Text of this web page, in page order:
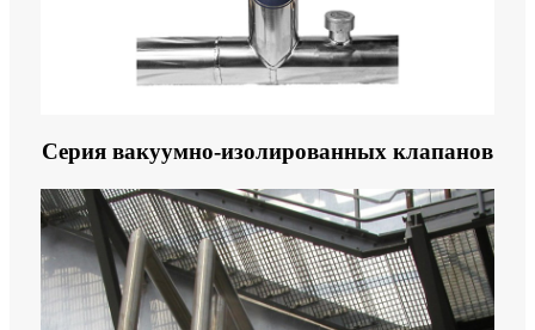
Серия вакуумно-изолированных клапанов